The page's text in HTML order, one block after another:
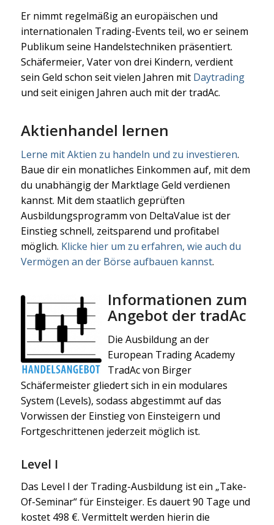
Er nimmt regelmäßig an europäischen und
internationalen Trading-Events teil, wo er seinem
Publikum seine Handelstechniken präsentiert.
Schäfermeier, Vater von drei Kindern, verdient
sein Geld schon seit vielen Jahren mit Daytrading
und seit einigen Jahren auch mit der tradAc.
Aktienhandel lernen
Lerne mit Aktien zu handeln und zu investieren.
Baue dir ein monatliches Einkommen auf, mit dem
du unabhängig der Marktlage Geld verdienen
kannst. Mit dem staatlich geprüften
Ausbildungsprogramm von DeltaValue ist der
Einstieg schnell, zeitsparend und profitabel
möglich. Klicke hier um zu erfahren, wie auch du
Vermögen an der Börse aufbauen kannst.
Informationen zum
Angebot der tradAc
Die Ausbildung an der
European Trading Academy
TradAc von Birger
Schäfermeister gliedert sich in ein modulares
System (Levels), sodass abgestimmt auf das
Vorwissen der Einstieg von Einsteigern und
Fortgeschrittenen jederzeit möglich ist.
Level I
Das Level I der Trading-Ausbildung ist ein „Take-
Of-Seminar“ für Einsteiger. Es dauert 90 Tage und
kostet 498 €. Vermittelt werden hierin die